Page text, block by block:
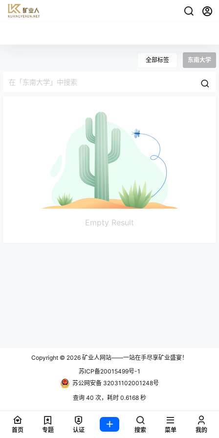
全部标签 东南大学
Empty Result
Copyright © 2026 矿业人网站——一站在手尽享矿业盛宴！
苏ICP备20015499号-1
苏公网安备 32031102001248号
查询 40 次，耗时 0.6168 秒
首页 专题 认证 搜索 菜单 我的